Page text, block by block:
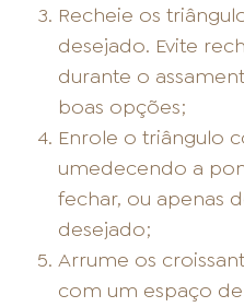
Recheie os
desejado. Evite
durante o
boas opções;
Enrole o triângulo
umedecendo a
fechar, ou apenas
desejado;
Arrume os
com um espaço